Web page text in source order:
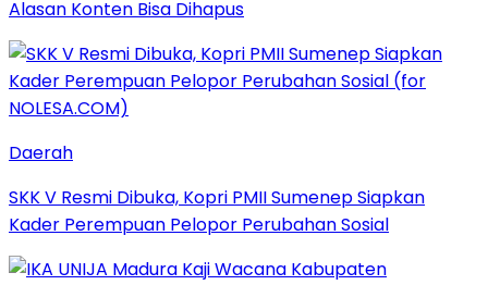
Alasan Konten Bisa Dihapus
Daerah
SKK V Resmi Dibuka, Kopri PMII Sumenep Siapkan
Kader Perempuan Pelopor Perubahan Sosial